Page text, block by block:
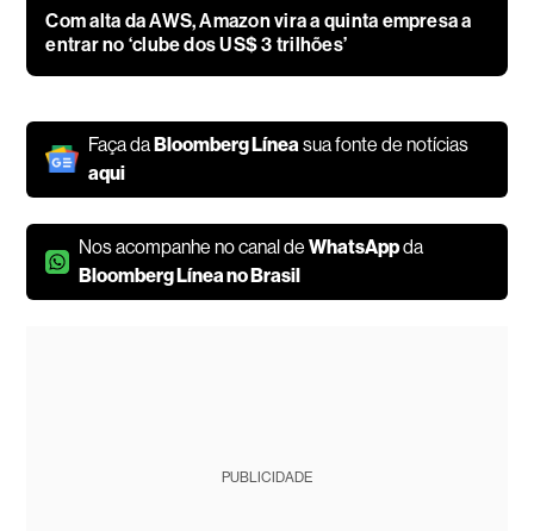
Com alta da AWS, Amazon vira a quinta empresa a
entrar no ‘clube dos US$ 3 trilhões’
Faça daBloomberg Línea sua fonte de notícias
aqui
Nos acompanhe no canal deWhatsAppda
Bloomberg Línea no Brasil
PUBLICIDADE